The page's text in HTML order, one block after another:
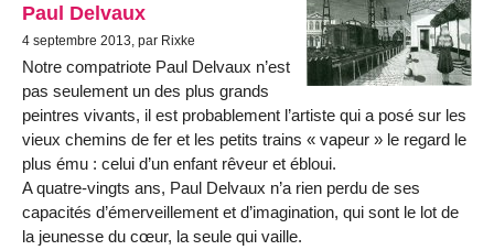
Paul Delvaux
4 septembre 2013, par Rixke
Notre compatriote Paul Delvaux n’est
pas seulement un des plus grands
peintres vivants, il est probablement l’artiste qui a posé sur les
vieux chemins de fer et les petits trains « vapeur » le regard le
plus ému : celui d’un enfant rêveur et ébloui.
A quatre-vingts ans, Paul Delvaux n’a rien perdu de ses
capacités d’émerveillement et d’imagination, qui sont le lot de
la jeunesse du cœur, la seule qui vaille.